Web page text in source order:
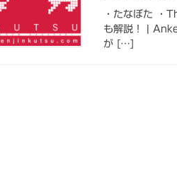
・たなぼた ・
も解説！ |
が […]